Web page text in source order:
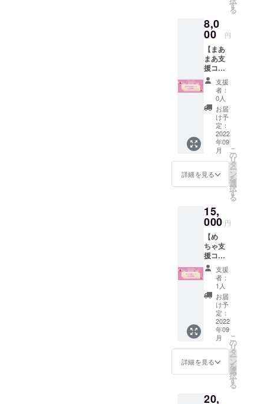
ショッ
トチェ
キ1枚提
供♡ ♡
推しの
限定ブ
ロマイ
ド1枚提
供♡ ✱
郵送ご
希望の
方は備
考欄に
郵送希
望とご
記入の
上お届
い致し
ます。
時にお
受け取
り希望
の場合
は不要
です。
す
る
8,0
00 円
【まあ
まあ支
援コー
ス】 ♡
キャン
プファ
イヤー
限定お
絵かき
付チェ
キ帳提
供♡ ♡
ご帰宅
時にメ
イドと
トチェ
キ1枚提
供♡ ♡
推しの
限定メ
イド服
ブロマ
イド1枚
提供♡
♡推し
の限定
私服ブ
ロマイ
ド1枚提
供♡ ✱
郵送ご
希望の
望とご
支援
者：
0人
お届
け予
定：
2022
年09
月
詳細を見る
こ
の
リ
タ
ー
ン
を
選
択
す
る
15,
000 円
【め
ちゃ支
援コー
ス】 ♡
ご帰宅
時に500
円
OFF♡
♡キャ
ンプ
ファイ
ヤー限
定お絵
かき付
チェキ
帰宅時
支援
者：
1人
お届
け予
定：
2022
年09
月
詳細を見る
こ
の
リ
タ
ー
ン
を
選
択
す
る
20,